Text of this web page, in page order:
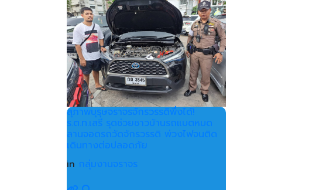
สุภาพบุรุษจราจรจักรวรรดิพึ่งได้!
ร.ต.ท.เสรี รุดช่วยชาวบ้านรถแบตหมด
ลานจอดรถวัดจักรวรรดิ พ่วงไฟจนติด
เดินทางต่อปลอดภัย
in กลุ่มงานจราจร